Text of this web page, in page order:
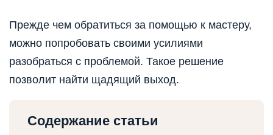
Прежде чем обратиться за помощью к мастеру,
можно попробовать своими усилиями
разобраться с проблемой. Такое решение
позволит найти щадящий выход.
Содержание статьи